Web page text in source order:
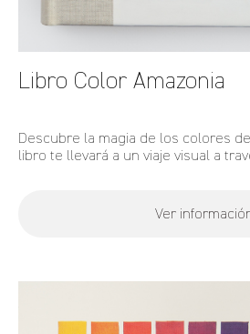
Libro Color Amazonia
Descubre la magia de los colores
libro te llevará a un viaje visual a
Ver